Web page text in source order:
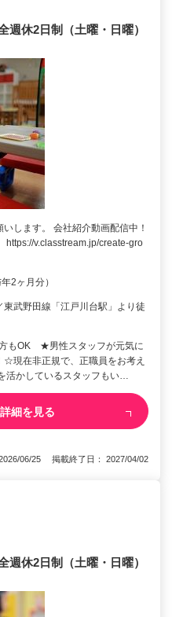
休2日制（土曜・日曜）
します。 会社紹介動画配信中！
https://v.classtream.jp/create-gro
2ヶ月分）
武野田線「江戸川台駅」より徒
もOK ★男性スタッフが元気に
☆現在非正規で、正職員をお考え
かしているスタッフもい…
詳細を見る
06/25 掲載終了日： 2027/04/02
休2日制（土曜・日曜）